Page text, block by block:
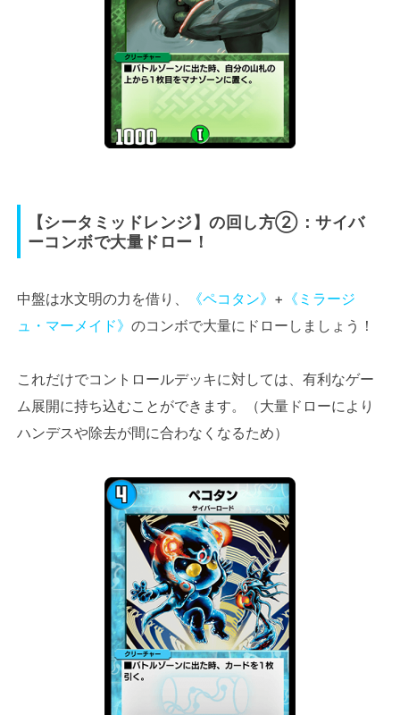
【シータミッドレンジ】の回し方②：サイバ
ーコンボで大量ドロー！
中盤は水文明の力を借り、 《ペコタン》 + 《ミラージ
ュ・マーメイド》 のコンボで大量にドローしましょう！
これだけでコントロールデッキに対しては、有利なゲー
ム展開に持ち込むことができます。（大量ドローにより
ハンデスや除去が間に合わなくなるため）